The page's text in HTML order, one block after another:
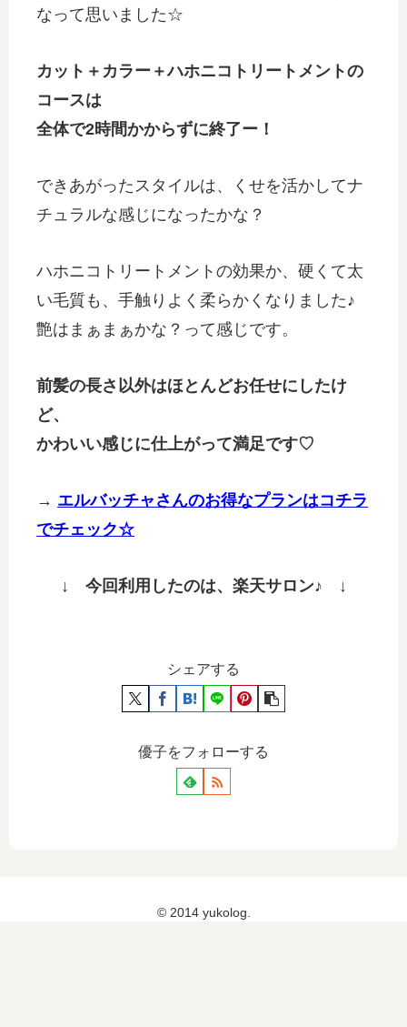
なって思いました☆
カット＋カラー＋ハホニコトリートメントの
コースは
全体で2時間かからずに終了ー！
できあがったスタイルは、くせを活かしてナ
チュラルな感じになったかな？
ハホニコトリートメントの効果か、硬くて太
い毛質も、手触りよく柔らかくなりました♪
艶はまぁまぁかな？って感じです。
前髪の長さ以外はほとんどお任せにしたけ
ど、
かわいい感じに仕上がって満足です♡
→ エルバッチャさんのお得なプランはコチラ
でチェック☆
↓ 今回利用したのは、楽天サロン♪ ↓
シェアする
優子をフォローする
© 2014 yukolog.